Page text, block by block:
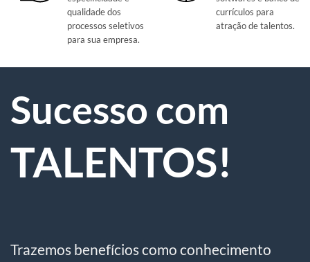
qualidade dos
processos seletivos
para sua empresa.
currículos para
atração de talentos.
Sucesso com
TALENTOS!
Trazemos benefícios como conhecimento